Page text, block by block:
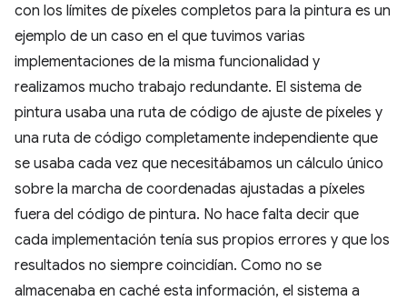
con los límites de píxeles completos para la pintura es un
ejemplo de un caso en el que tuvimos varias
implementaciones de la misma funcionalidad y
realizamos mucho trabajo redundante. El sistema de
pintura usaba una ruta de código de ajuste de píxeles y
una ruta de código completamente independiente que
se usaba cada vez que necesitábamos un cálculo único
sobre la marcha de coordenadas ajustadas a píxeles
fuera del código de pintura. No hace falta decir que
cada implementación tenía sus propios errores y que los
resultados no siempre coincidían. Como no se
almacenaba en caché esta información, el sistema a